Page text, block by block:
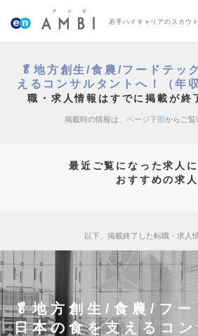
若手ハイキャリアのスカウ
🥬地方創生/食農/フードテッ
えるコンサルタントへ！（年
職・求人情報はすでに掲載が終
掲載時の情報は、 ページ下部からご覧
最近ご覧になった求人
おすすめの求人
以下、掲載終了した転職・求人
🥬地方創生/食農/フー
日本の食を支えるコ